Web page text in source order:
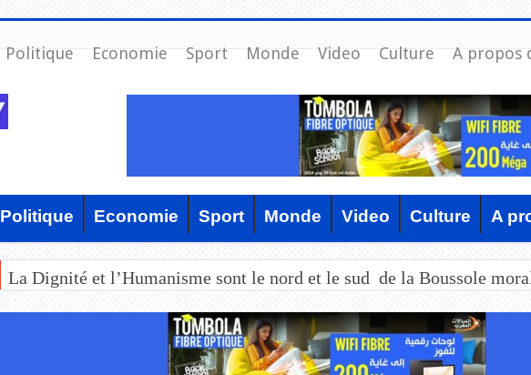
Politique Economie Sport Monde Video Culture A propos
Politique Economie Sport Monde Video Culture A
La Dignité et l’Humanisme sont le nord et le sud de la Boussole